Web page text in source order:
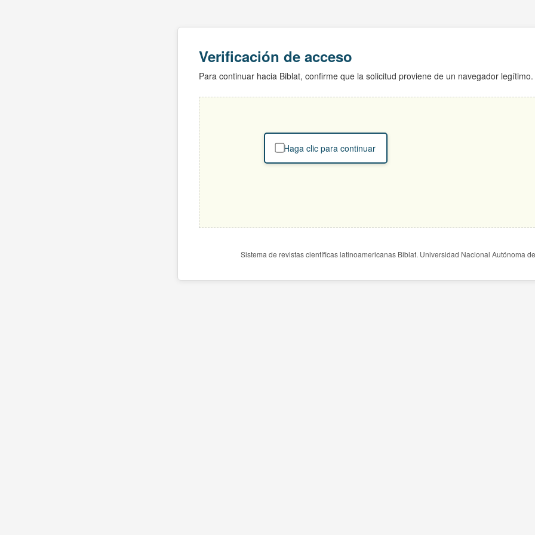
Verificación de acceso
Para continuar hacia Biblat, confirme que la solicitud proviene de un navegador legítimo.
Haga clic para continuar
Sistema de revistas científicas latinoamericanas Biblat. Universidad Nacional Autónoma